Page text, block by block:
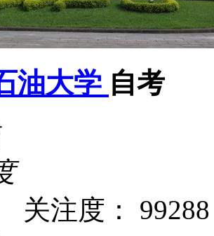
油大学 自考
关注度： 99288